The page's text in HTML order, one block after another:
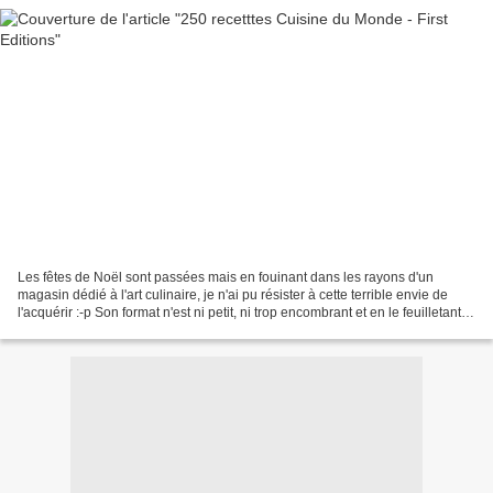
Les fêtes de Noël sont passées mais en fouinant dans les rayons d'un
magasin dédié à l'art culinaire, je n'ai pu résister à cette terrible envie de
l'acquérir :-p Son format n'est ni petit, ni trop encombrant et en le feuilletant,